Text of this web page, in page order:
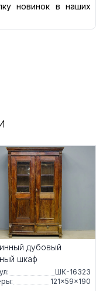
новинок в наших
дубовый
шкаф
ШК-16323
121×59×190